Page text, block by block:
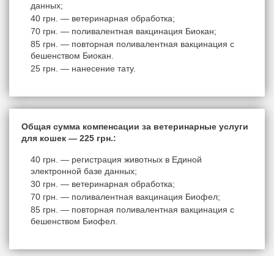
данных;
40 грн. — ветеринарная обработка;
70 грн. — поливалентная вакцинация Биокан;
85 грн. — повторная поливалентная вакцинация с
бешенством Биокан.
25 грн. — нанесение тату.
Общая сумма компенсации за ветеринарные услуги
для кошек — 225 грн.:
40 грн. — регистрация животных в Единой
электронной базе данных;
30 грн. — ветеринарная обработка;
70 грн. — поливалентная вакцинация Биофел;
85 грн. — повторная поливалентная вакцинация с
бешенством Биофел.